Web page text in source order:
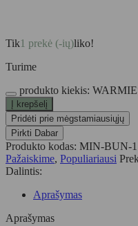
Tik1 prekė (-ių)liko!
Turime
produkto kiekis:
Į krepšelį
Pridėti prie mėgstamiausiųjų
Pirkti Dabar
Produkto kodas: MIN-BUN-1
Pažaiskime, Populiariausi
Dalintis:
Aprašymas
Aprašymas